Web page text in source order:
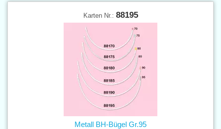
Karten Nr.: 88195
Metall BH-Bügel Gr.95